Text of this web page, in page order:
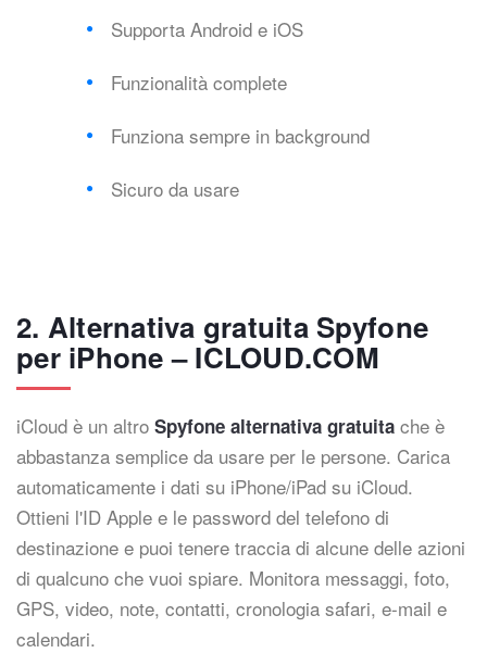
Supporta Android e iOS
Funzionalità complete
Funziona sempre in background
Sicuro da usare
2. Alternativa gratuita Spyfone
per iPhone – ICLOUD.COM
iCloud è un altro Spyfone alternativa gratuita che è
abbastanza semplice da usare per le persone. Carica
automaticamente i dati su iPhone/iPad su iCloud.
Ottieni l'ID Apple e le password del telefono di
destinazione e puoi tenere traccia di alcune delle azioni
di qualcuno che vuoi spiare. Monitora messaggi, foto,
GPS, video, note, contatti, cronologia safari, e-mail e
calendari.